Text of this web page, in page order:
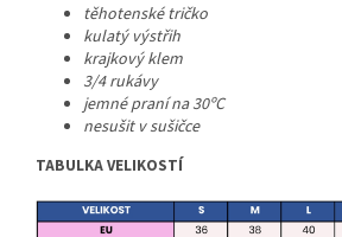
těhotenské tričko
kulatý výstřih
krajkový klem
3/4 rukávy
jemné praní na 30ºC
nesušit v sušičce
TABULKA VELIKOSTÍ